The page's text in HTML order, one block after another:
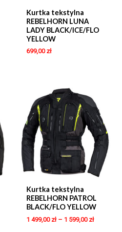
Kurtka tekstylna
REBELHORN LUNA
LADY BLACK/ICE/FLO
YELLOW
699,00 zł
Kurtka tekstylna
REBELHORN PATROL
BLACK/FLO YELLOW
1 499,00 zł– 1 599,00 zł